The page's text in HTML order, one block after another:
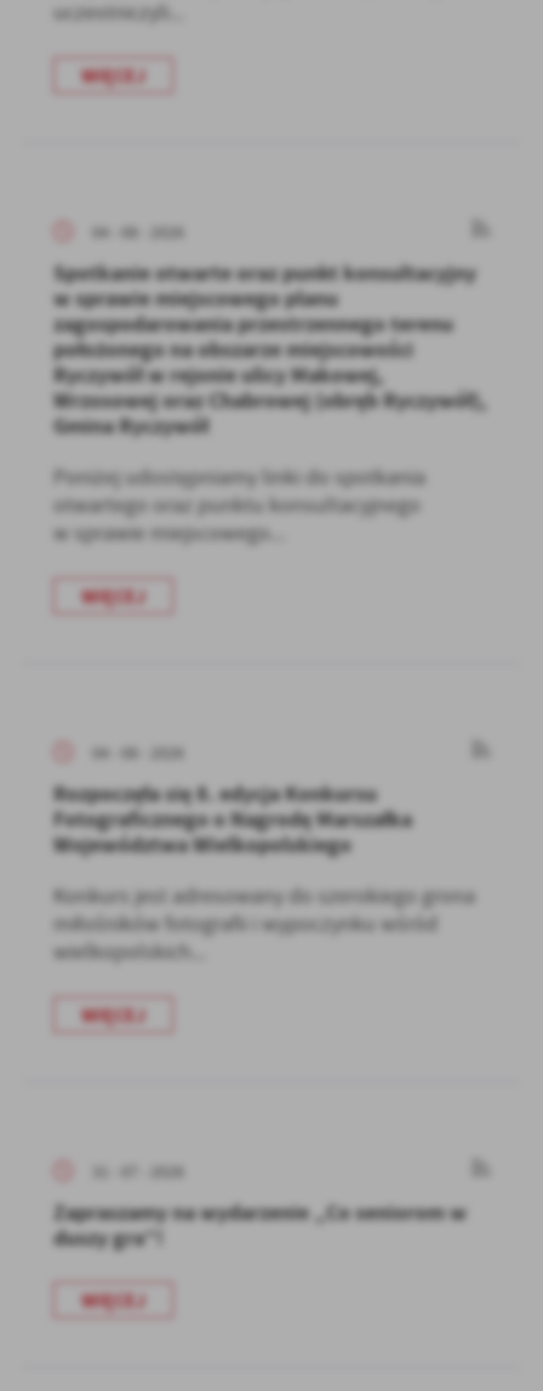
uczestniczyli...
WIĘCEJ
04 - 08 - 2026
Spotkanie otwarte oraz punkt konsultacyjny
w sprawie miejscowego planu
zagospodarowania przestrzennego terenu
położonego na obszarze miejscowości
Ryczywół w rejonie ulicy Makowej,
Wrzosowej oraz Chabrowej (obręb Ryczywół),
Gmina Ryczywół
Poniżej udostępniamy linki do spotkania
otwartego oraz punktu konsultacyjnego
w sprawie miejscowego...
WIĘCEJ
04 - 08 - 2026
Rozpoczęła się 8. edycja Konkursu
Fotograficznego o Nagrodę Marszałka
Województwa Wielkopolskiego
Konkurs jest adresowany do szerokiego grona
miłośników fotografii i wypoczynku wśród
wielkopolskich...
WIĘCEJ
31 - 07 - 2026
Zapraszamy na wydarzenie „Co seniorom w
duszy gra”!
WIĘCEJ